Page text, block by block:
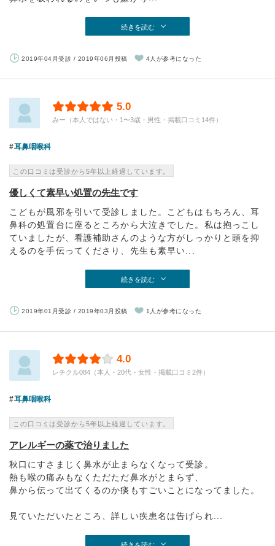
続きを読む
2019年04月受診 / 2019年06月投稿 4人が参考になった
5.0
みー（本人ではない・1〜3歳・男性・掲載口コミ14件）
耳鼻咽喉科
この口コミは受診から5年以上経過しています。
優しくて素早い処置の先生です
こどもが風邪を引いて受診しました。こどもはもちろん、耳
鼻科の処置台に座るところから大泣きでした。私は抱っこし
ていましたが、看護補助さんのような方がしっかりと頭を抑
えるのを手伝ってくださり、先生も素早い...
続きを読む
2019年01月受診 / 2019年03月投稿 1人が参考になった
4.0
レチクル084（本人・20代・女性・掲載口コミ2件）
耳鼻咽喉科
この口コミは受診から5年以上経過しています。
アレルギーの薬で治りました
秋口にすさまじく鼻水が止まらなくなって受診。
熱も喉の痛みもなくただただ鼻水がとまらず、
鼻から伝って出てくるのか痰もすごいことになってました。
見ていただいたところ、詳しい疾患名は告げられ...